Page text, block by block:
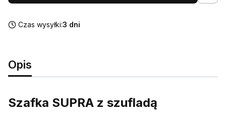
Czas wysyłki:3 dni
Opis
Szafka SUPRA z szufladą